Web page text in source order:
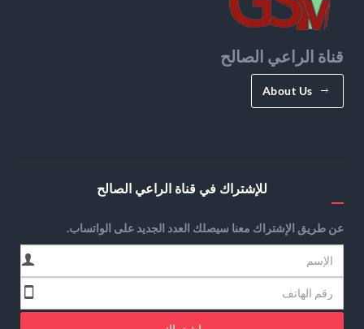
قناة الراعي الصالح
About Us
للإشتراك في قناة الراعي الصالح
عن طريق الإشتراك معنا سيصلك العدد الجديد على الواتساب.